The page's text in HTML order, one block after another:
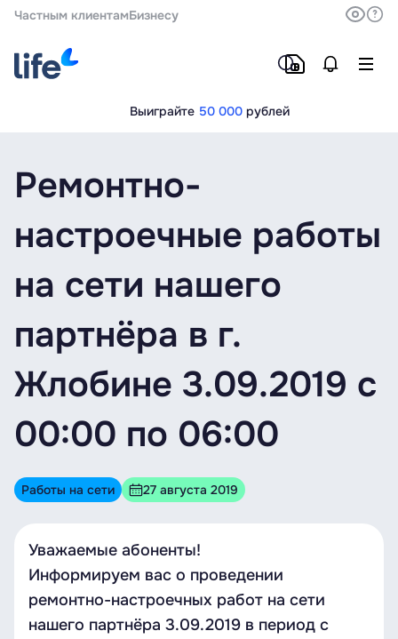
Частным клиентамБизнесу
Выиграйте 50 000 рублей
Ремонтно-
настроечные работы
на сети нашего
партнёра в г.
Жлобине 3.09.2019 с
00:00 по 06:00
Работы на сети 27 августа 2019
Уважаемые абоненты!
Информируем вас о проведении
ремонтно-настроечных работ на сети
нашего партнёра 3.09.2019 в период с